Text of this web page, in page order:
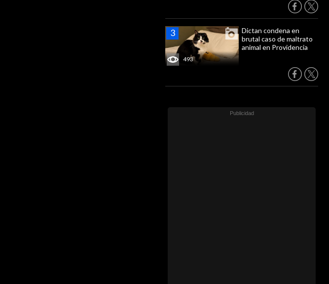
493
Dictan condena en
brutal caso de maltrato
animal en Providencia